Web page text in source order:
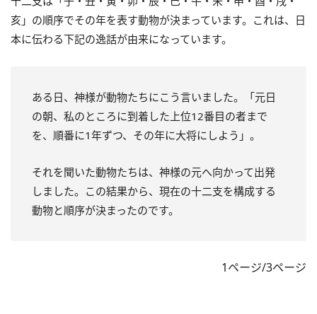
亥」の順序でその年を表す動物が決まっています。これは、日
本に伝わる下記の逸話が由来になっています。
ある日、神様が動物たちにこう言いました。「元日
の朝、私のところに到着した上位12番目の者まで
を、順番に1年ずつ、その年に大将にしよう」。
それを聞いた動物たちは、神様の元へ向かって出発
しました。この結果から、現在の十二支を構成する
動物と順序が決まったのです。
1ページ/3ページ